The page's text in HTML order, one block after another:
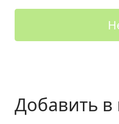
Добавить в